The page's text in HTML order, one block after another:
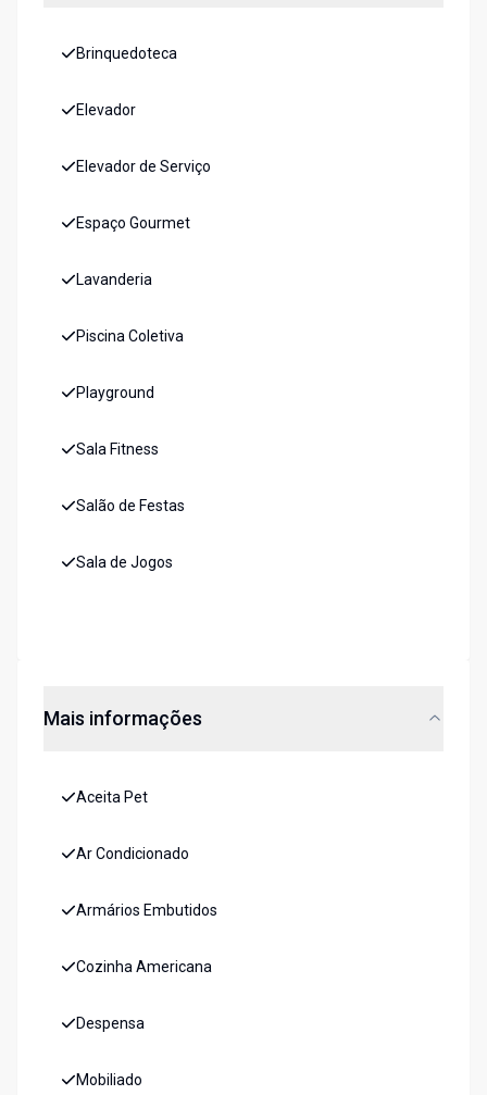
Brinquedoteca
Elevador
Elevador de Serviço
Espaço Gourmet
Lavanderia
Piscina Coletiva
Playground
Sala Fitness
Salão de Festas
Sala de Jogos
Mais informações
Aceita Pet
Ar Condicionado
Armários Embutidos
Cozinha Americana
Despensa
Mobiliado